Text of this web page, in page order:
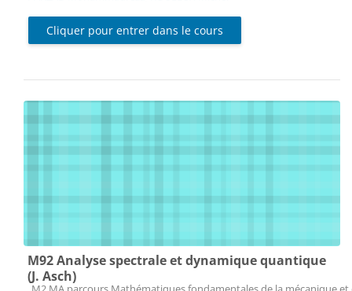
Cliquer pour entrer dans le cours
M92 Analyse spectrale et dynamique quantique
(J. Asch)
Catégorie de cours